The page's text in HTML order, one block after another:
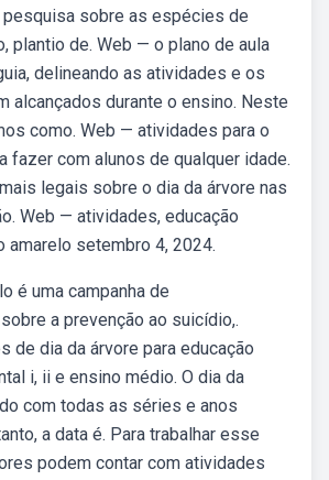
sobre as espécies de
plantio de. Web — o plano de aula
delineando as atividades e os
alcançados durante o ensino. Neste
como. Web — atividades para o
fazer com alunos de qualquer idade.
legais sobre o dia da árvore nas
Web — atividades, educação
amarelo setembro 4, 2024.
é uma campanha de
a prevenção ao suicídio,.
de dia da árvore para educação
i, ii e ensino médio. O dia da
com todas as séries e anos
a data é. Para trabalhar esse
podem contar com atividades